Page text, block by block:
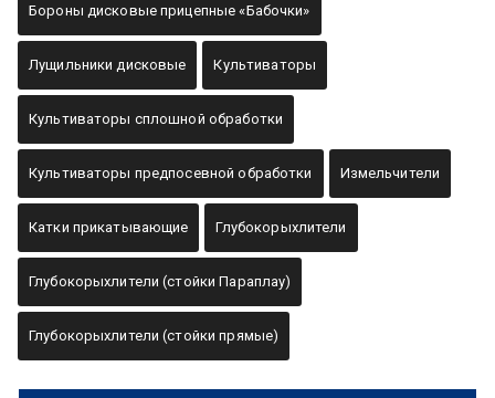
Бороны дисковые прицепные «Бабочки»
Лущильники дисковые Культиваторы
Культиваторы сплошной обработки
Культиваторы предпосевной обработки Измельчители
Катки прикатывающие Глубокорыхлители
Глубокорыхлители (стойки Параплау)
Глубокорыхлители (стойки прямые)